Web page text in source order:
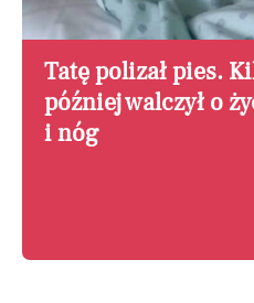
Tatę polizał pies.
później walczył o
i nóg